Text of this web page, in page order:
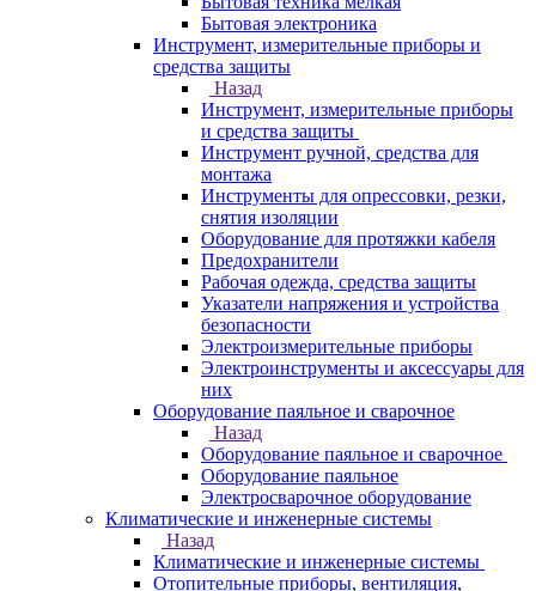
Бытовая электроника
Инструмент, измерительные приборы и
средства защиты
Назад
Инструмент, измерительные приборы
и средства защиты
Инструмент ручной, средства для
монтажа
Инструменты для опрессовки, резки,
снятия изоляции
Оборудование для протяжки кабеля
Предохранители
Рабочая одежда, средства защиты
Указатели напряжения и устройства
безопасности
Электроизмерительные приборы
Электроинструменты и аксессуары для
них
Оборудование паяльное и сварочное
Назад
Оборудование паяльное и сварочное
Оборудование паяльное
Электросварочное оборудование
Климатические и инженерные системы
Назад
Климатические и инженерные системы
Отопительные приборы, вентиляция,